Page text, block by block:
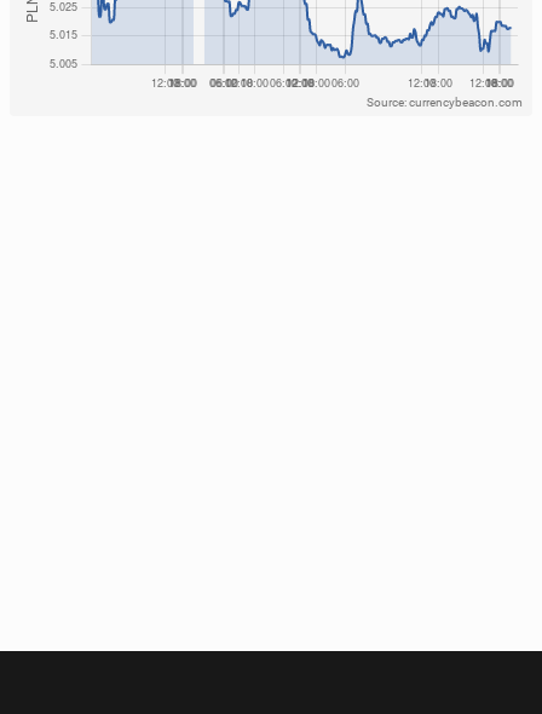
Source: currencybeacon.com